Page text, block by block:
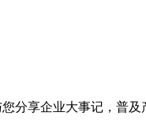
分享企业大事记，普